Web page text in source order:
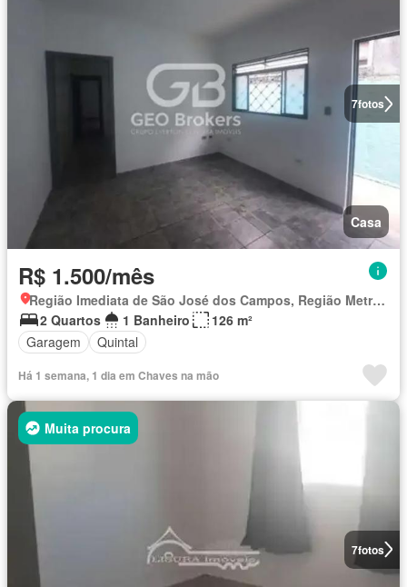
7fotos
Casa
R$ 1.500/mês
Região Imediata de São José dos Campos, Região Metropolitana do Vale do Paraíba e Litoral Norte
2 Quartos
1 Banheiro
126 m²
Garagem
Quintal
Há 1 semana, 1 dia em Chaves na mão
7fotos
Muita procura